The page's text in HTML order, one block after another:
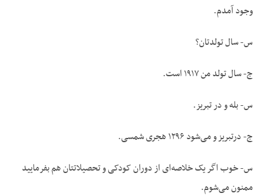
وجود آمدم.
س- سال تولدتان؟
ج- سال تولد من ۱۹۱۷ است.
س- بله و در تبریز.
ج- درتبریز و می‌شود ۱۲۹۶ هجری شمسی.
س- خوب اگر یک خلاصه‌ای از دوران کودکی و تحصیلاتتان هم بفرمایید
ممنون می‌شوم.